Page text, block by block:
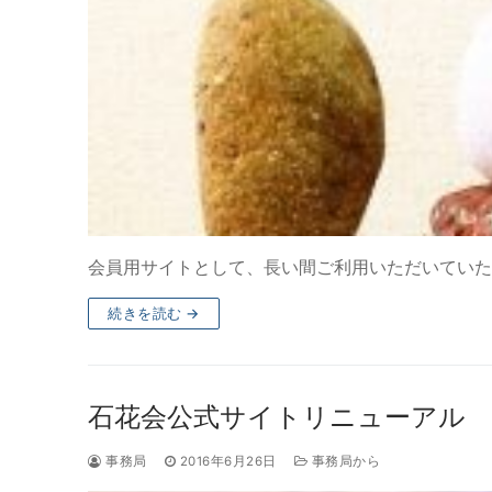
会員用サイトとして、長い間ご利用いただいてい
続きを読む →
石花会公式サイトリニューアル
事務局 2016年6月26日 事務局から